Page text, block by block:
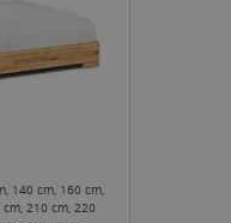
140 cm, 160 cm,
210 cm, 220